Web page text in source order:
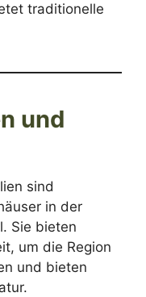
traditionelle
und
sind
in der
Sie bieten
um die Region
und bieten